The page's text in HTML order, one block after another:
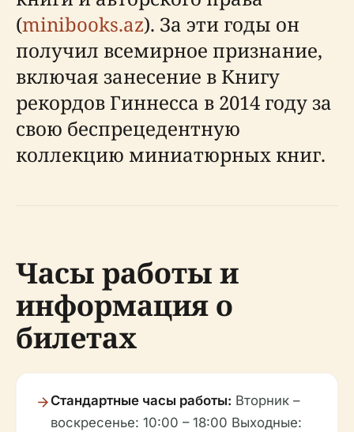
(minibooks.az). За эти годы он
получил всемирное признание,
включая занесение в Книгу
рекордов Гиннесса в 2014 году за
свою беспрецедентную
коллекцию миниатюрных книг.
Часы работы и
информация о
билетах
Стандартные часы работы: Вторник –
воскресенье: 10:00 – 18:00 Выходные: